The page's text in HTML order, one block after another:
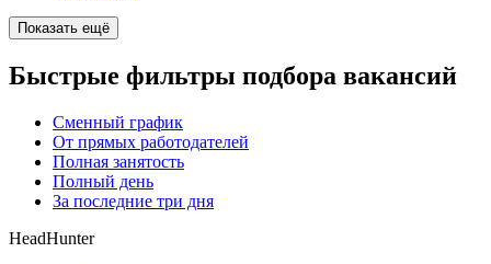
Показать ещё
Быстрые фильтры подбора вакансий
Сменный график
От прямых работодателей
Полная занятость
Полный день
За последние три дня
HeadHunter